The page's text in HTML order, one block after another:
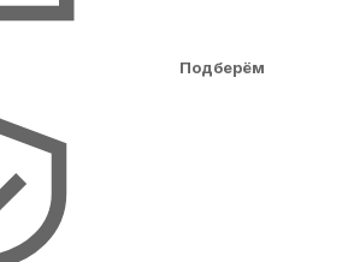
Подберём